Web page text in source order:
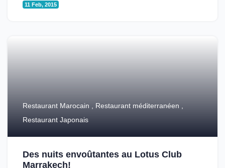
11 Feb, 2015
Restaurant Marocain , Restaurant méditerranéen ,
Restaurant Japonais
Des nuits envoûtantes au Lotus Club
Marrakech!